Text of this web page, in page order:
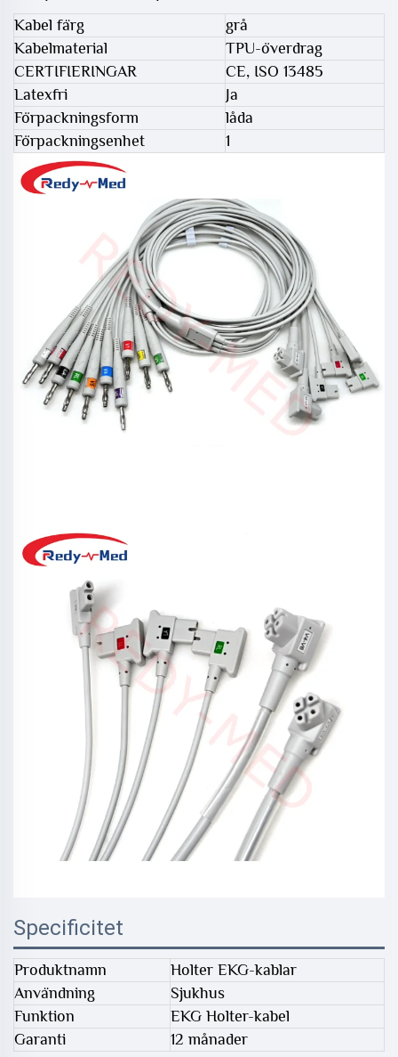
Kabel färg
grå
Kabelmaterial
TPU-överdrag
CERTIFIERINGAR
CE, ISO 13485
Latexfri
Ja
Förpackningsform
låda
Förpackningsenhet
1
Specificitet
Produktnamn
Holter EKG-kablar
Användning
Sjukhus
Funktion
EKG Holter-kabel
Garanti
12 månader